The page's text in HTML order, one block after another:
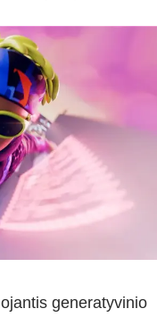
generatyvinio